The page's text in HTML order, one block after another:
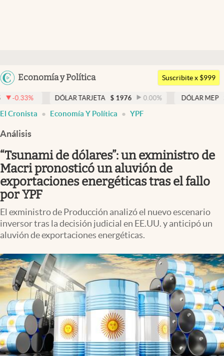
Argentina
Uruguay
Economía y Política
Members
Economía y Política
Finanzas y Mercados
Mercados Online
Negocios
Columnistas
Otras secciones
Apertura
Infotechnology
Clima
Mundial 2026
Eventos Corporativos
El Cronista Studio
Mediakit
Suscribite x $999
DÓLAR TARJETA $ 1976 0.00 % DÓLAR MEP 1526,03
El Cronista Economía Y Política YPF
Análisis
“Tsunami de dólares”: un exministro de
Macri pronosticó un aluvión de
exportaciones energéticas tras el fallo
por YPF
El exministro de Producción analizó el nuevo escenario
inversor tras la decisión judicial en EE.UU. y anticipó un
aluvión de exportaciones energéticas.